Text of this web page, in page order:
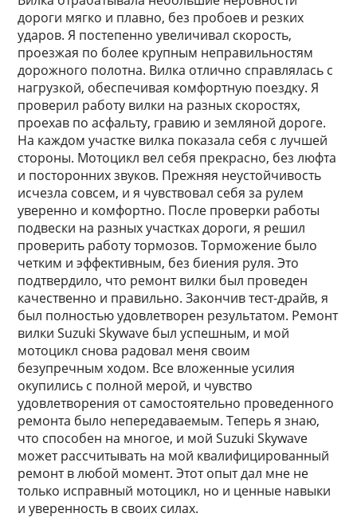
дороги мягко и плавно, без пробоев и резких
ударов. Я постепенно увеличивал скорость,
проезжая по более крупным неправильностям
дорожного полотна. Вилка отлично справлялась с
нагрузкой, обеспечивая комфортную поездку. Я
проверил работу вилки на разных скоростях,
проехав по асфальту, гравию и земляной дороге.
На каждом участке вилка показала себя с лучшей
стороны. Мотоцикл вел себя прекрасно, без люфта
и посторонних звуков. Прежняя неустойчивость
исчезла совсем, и я чувствовал себя за рулем
уверенно и комфортно. После проверки работы
подвески на разных участках дороги, я решил
проверить работу тормозов. Торможение было
четким и эффективным, без биения руля. Это
подтвердило, что ремонт вилки был проведен
качественно и правильно. Закончив тест-драйв, я
был полностью удовлетворен результатом. Ремонт
вилки Suzuki Skywave был успешным, и мой
мотоцикл снова радовал меня своим
безупречным ходом. Все вложенные усилия
окупились с полной мерой, и чувство
удовлетворения от самостоятельно проведенного
ремонта было непередаваемым. Теперь я знаю,
что способен на многое, и мой Suzuki Skywave
может рассчитывать на мой квалифицированный
ремонт в любой момент. Этот опыт дал мне не
только исправный мотоцикл, но и ценные навыки
и уверенность в своих силах.